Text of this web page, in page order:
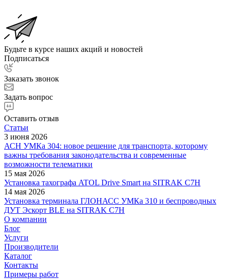
Будьте в курсе наших акций и новостей
Подписаться
Заказать звонок
Задать вопрос
Оставить отзыв
Статьи
3 июня 2026
АСН УМКа 304: новое решение для транспорта, которому
важны требования законодательства и современные
возможности телематики
15 мая 2026
Установка тахографа ATOL Drive Smart на SITRAK C7H
14 мая 2026
Установка терминала ГЛОНАСС УМКа 310 и беспроводных
ДУТ Эскорт BLE на SITRAK C7H
О компании
Блог
Услуги
Производители
Каталог
Контакты
Примеры работ